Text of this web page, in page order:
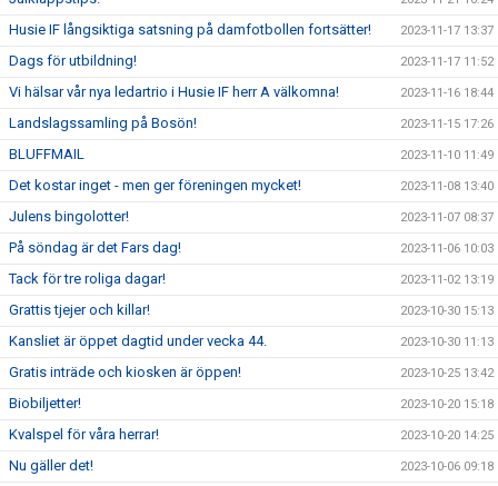
Husie IF långsiktiga satsning på damfotbollen fortsätter! 2023-11-17 13:37
Dags för utbildning! 2023-11-17 11:52
Vi hälsar vår nya ledartrio i Husie IF herr A välkomna! 2023-11-16 18:44
Landslagssamling på Bosön! 2023-11-15 17:26
BLUFFMAIL 2023-11-10 11:49
Det kostar inget - men ger föreningen mycket! 2023-11-08 13:40
Julens bingolotter! 2023-11-07 08:37
På söndag är det Fars dag! 2023-11-06 10:03
Tack för tre roliga dagar! 2023-11-02 13:19
Grattis tjejer och killar! 2023-10-30 15:13
Kansliet är öppet dagtid under vecka 44. 2023-10-30 11:13
Gratis inträde och kiosken är öppen! 2023-10-25 13:42
Biobiljetter! 2023-10-20 15:18
Kvalspel för våra herrar! 2023-10-20 14:25
Nu gäller det! 2023-10-06 09:18